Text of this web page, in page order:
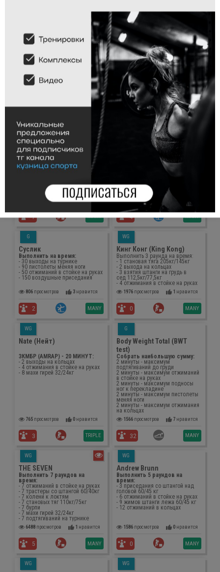
- 18 отжиманий в стойке на руках
стойку 85/55кг
- 21 отжиманий в стойке на руках
- 9 взятия штанги на грудь в
Продолжать прибавлять
отжимания по 3 повторения, а
взятия по 3 повторения каждые
3 раунда.
899просмотров нравится
DUAL
300просмотров 0нравится
1 MANY
Отбор БК 2014 (четвертый
комплекс)
ЗКМБР (AMRAP) - Выполнить
как можно больше повторений
за 14 мин:
- 60 швунги со штангой 30/20 кг
- 50 подносы ног к турнику
- 20 отжимания в стойке на руках
- 10 выходы на кольцах
просмотров 1нравится
7 MANY
Сложный человек
ЗКМБР (AMRAP) - 5 МИНУТ:
- 15 выходы на турнике
- 20 отжимания в стойке на руках
- 40 пистолеты меняя ноги
- максимум подносы ног к
284просмотров
4 MANY
G
Суслик
Выполнить на время:
- 30 выходы на турнике
- 90 пистолеты меняя ноги
- 50 отжиманий в стойке на руках
- 150 воздушные приседания
806просмотров 3нравится
2 MANY
WG
Кинг Конг (King Kong)
Выполнить 3 раунда на время:
- 1 становая тяга 205кг/145кг
- 2 выхода на кольцах
- 3 взятия штанги на грудь в
сед 112,5кг/77,5кг
- 4 отжимания в стойке на руках
1976просмотров 1 нравится
0 MANY
WG
Nate (Нейт)
ЗКМБР (AMRAP) - 20 МИНУТ:
- 2 выходы на кольцах
- 4 отжимания в стойке на руках
- 8 махи гирей 32/24кг
765просмотров 0нравится
3 TRIPLE
G
Body Weight Total (BWT
test)
Собрать наибольшую сумму:
2 минуты - максимум
подтягиваний до груди
2 минуты - максимум отжиманий
в стойке на руках
2 минуты - максимум подносы
ног к перекладине
2 минуты - максимум пистолеты
меняя ноги
2 минуты - максимум отжимания
на кольцах
1566просмотров 7нравится
32 MANY
WG
THE SEVEN
Выполнить 7 раундов на
время:
- 7 отжиманий в стойке на руках
- 7 трастеры со штангой 60/40кг
- 7 колени к локтям
- 7 становых тяг 110кг/75кг
- 7 бурпи
- 7 махи гирей 32/24кг
- 7 подтягиваний на турнике
6488просмотров 1 нравится
5 MANY
WG
Andrew Brunn
Выполнить 5 раундов на
время:
- 3 приседания со штангой над
головой 60/45 кг
- 6 отжиманий в стойке на руках
- 9 жимов штанги лежа 60/45 кг
- 12 отжиманий в кольцах
1586просмотров 0нравится
0 MANY
WG WG